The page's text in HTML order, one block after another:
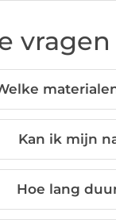
vragen
Kan ik mijn
Hoe lang